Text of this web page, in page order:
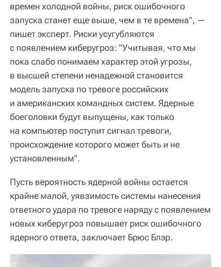
времен холодной войны, риск ошибочного
запуска станет еще выше, чем в те времена", —
пишет эксперт. Риски усугубляются
с появлением киберугроз: "Учитывая, что мы
пока слабо понимаем характер этой угрозы,
в высшей степени ненадежной становится
модель запуска по тревоге российских
и американских командных систем. Ядерные
боеголовки будут выпущены, как только
на компьютер поступит сигнал тревоги,
происхождение которого может быть и не
установленным".
Пусть вероятность ядерной войны остается
крайне малой, уявзимость системы нанесения
ответного удара по тревоге наряду с появлением
новых киберугроз повышает риск ошибочного
ядерного ответа, заключает Брюс Блэр.